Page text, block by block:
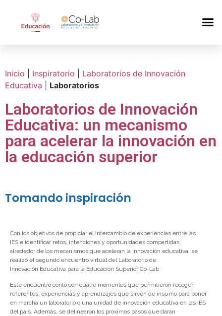
Inicio Inspiratorio
Laboratorios de Innovación
Educativa
Laboratorios
Laboratorios de Innovación
Educativa: un mecanismo
para acelerar la innovación en
la educación superior
Tomando inspiración
Con los objetivos de propiciar elintercambio de experiencias entre las
IES e identificarretos, intenciones y oportunidades compartidas
alrededorde los mecanismos que aceleran la innovación educativa, se
realizó el segundo encuentro virtual del Laboratorio de
Innovación Educativa para la Educación Superior Co-Lab
Este encuentro contó con cuatro momentos que permitieron recoger
referentes, experiencias y aprendizajes que sirven de insumo para poner
en marcha un laboratorio o una unidad de innovación educativa en las IES
del país. Además, se delinearon los próximos pasos que darán